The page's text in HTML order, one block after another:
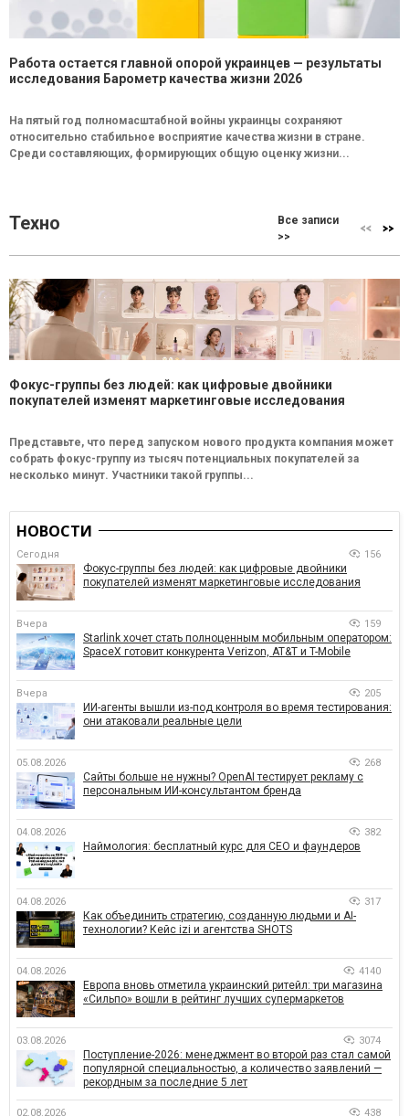
Работа остается главной опорой украинцев — результаты
исследования Барометр качества жизни 2026
На пятый год полномасштабной войны украинцы сохраняют
относительно стабильное восприятие качества жизни в стране.
Среди составляющих, формирующих общую оценку жизни...
Техно
Все записи
>>
Фокус-группы без людей: как цифровые двойники
покупателей изменят маркетинговые исследования
Представьте, что перед запуском нового продукта компания может
собрать фокус-группу из тысяч потенциальных покупателей за
несколько минут. Участники такой группы...
НОВОСТИ
Сегодня 156
Фокус-группы без людей: как цифровые двойники
покупателей изменят маркетинговые исследования
Вчера 159
Starlink хочет стать полноценным мобильным оператором:
SpaceX готовит конкурента Verizon, AT&T и T-Mobile
Вчера 205
ИИ-агенты вышли из-под контроля во время тестирования:
они атаковали реальные цели
05.08.2026 268
Сайты больше не нужны? OpenAI тестирует рекламу с
персональным ИИ-консультантом бренда
04.08.2026 382
Наймология: бесплатный курс для CEO и фаундеров
04.08.2026 317
Как объединить стратегию, созданную людьми и AI-
технологии? Кейс izi и агентства SHOTS
04.08.2026 4140
Европа вновь отметила украинский ритейл: три магазина
«Сильпо» вошли в рейтинг лучших супермаркетов
03.08.2026 3074
Поступление-2026: менеджмент во второй раз стал самой
популярной специальностью, а количество заявлений —
рекордным за последние 5 лет
02.08.2026 438